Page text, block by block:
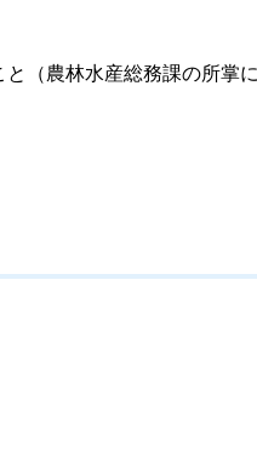
（農林水産総務課の所掌